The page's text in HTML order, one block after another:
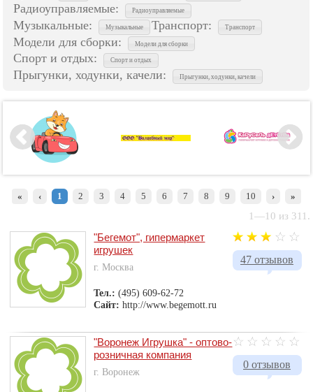
Радиоуправляемые: Радиоуправляемые
Музыкальные: Музыкальные Транспорт: Транспорт
Модели для сборки: Модели для сборки
Спорт и отдых: Спорт и отдых
Прыгунки, ходунки, качели: Прыгунки, ходунки, качели
« ‹ 1 2 3 4 5 6 7 8 9 10 › »
1—10 из 311.
47 отзывов
"Бегемот", гипермаркет
игрушек
г. Москва
Тел.:(495) 609-62-72
Сайт: http://www.begemott.ru
0 отзывов
"Воронеж Игрушка" - оптово-
розничная компания
г. Воронеж